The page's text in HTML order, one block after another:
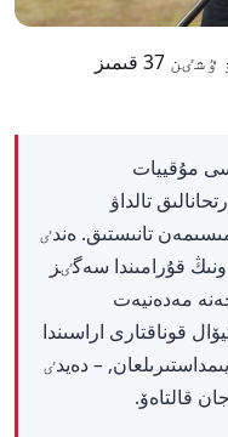
بيىلعى بايقاۋدا ٷزدٸك اتانۋ ٷشٸن 37 قىمىز
مۇقييات
تالداۋ
تانىستىق. ەندٸ
قۇرامىندا سەگٸز
مەدەنيەت
قوناقتارى اراسىندا
– دەيدٸ